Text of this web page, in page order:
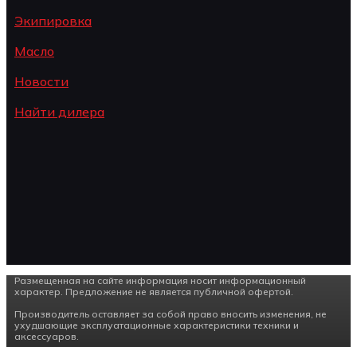
Экипировка
Масло
Новости
Найти дилера
Размещенная на сайте информация носит информационный
характер. Предложение не является публичной офертой.
Производитель оставляет за собой право вносить изменения, не
ухудшающие эксплуатационные характеристики техники и
аксессуаров.